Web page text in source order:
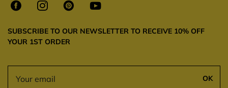
SUBSCRIBE TO OUR NEWSLETTER TO RECEIVE 10% OFF
YOUR 1ST ORDER
OK